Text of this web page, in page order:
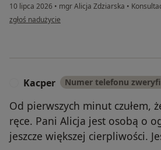
10 lipca 2026 • mgr Alicja Zdziarska •
w opinii użytkownika AK
zgłoś nadużycie
Kacper Numer telefonu
Od pierwszych minut czułem,
ręce. Pani Alicja jest osobą o
jeszcze większej cierpliwości.